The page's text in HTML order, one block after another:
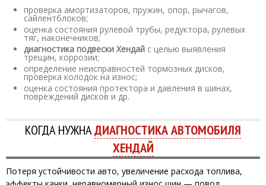
проверка амортизаторов, пружин, опор, рычагов,
сайлентблоков;
оценка состояния рулевой трубы, редуктора, рулевых
тяг, наконечников;
диагностика подвески Хендай с целью выявления
трещин, коррозии;
определение неисправностей тормозных дисков,
проверка колодок на износ;
оценка состояния протектора и давления в шинах,
повреждений дисков и др.
КОГДА НУЖНАДИАГНОСТИКА АВТОМОБИЛЯ
ХЕНДАЙ
Потеря устойчивости авто, увеличение расхода топлива,